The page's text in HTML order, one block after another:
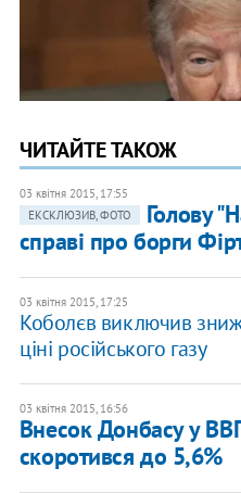
ЧИТАЙТЕ ТАКОЖ
03 квітня 2015, 17:55
ЕКСКЛЮЗИВ, ФОТО
Голову
справі про борги
03 квітня 2015, 17:25
Коболєв виключив
ціні російського газу
03 квітня 2015, 16:56
Внесок Донбасу у
скоротився до 5,6%